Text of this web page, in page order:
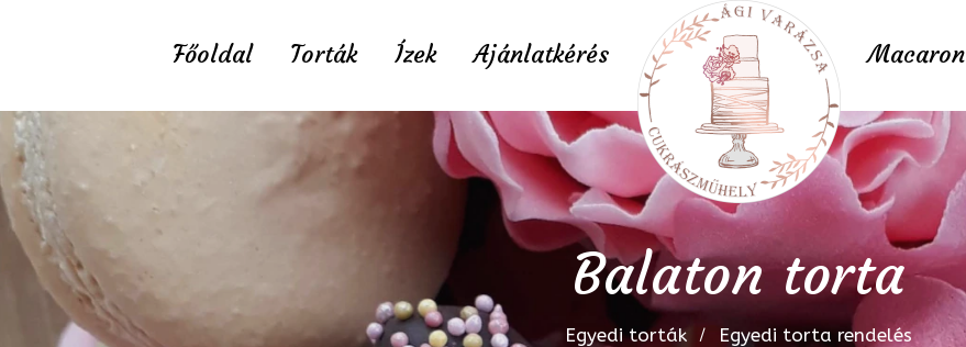
Főoldal Torták Ízek Ajánlatkérés Macaron
Balaton torta
Egyedi torták Egyedi torta rendelés